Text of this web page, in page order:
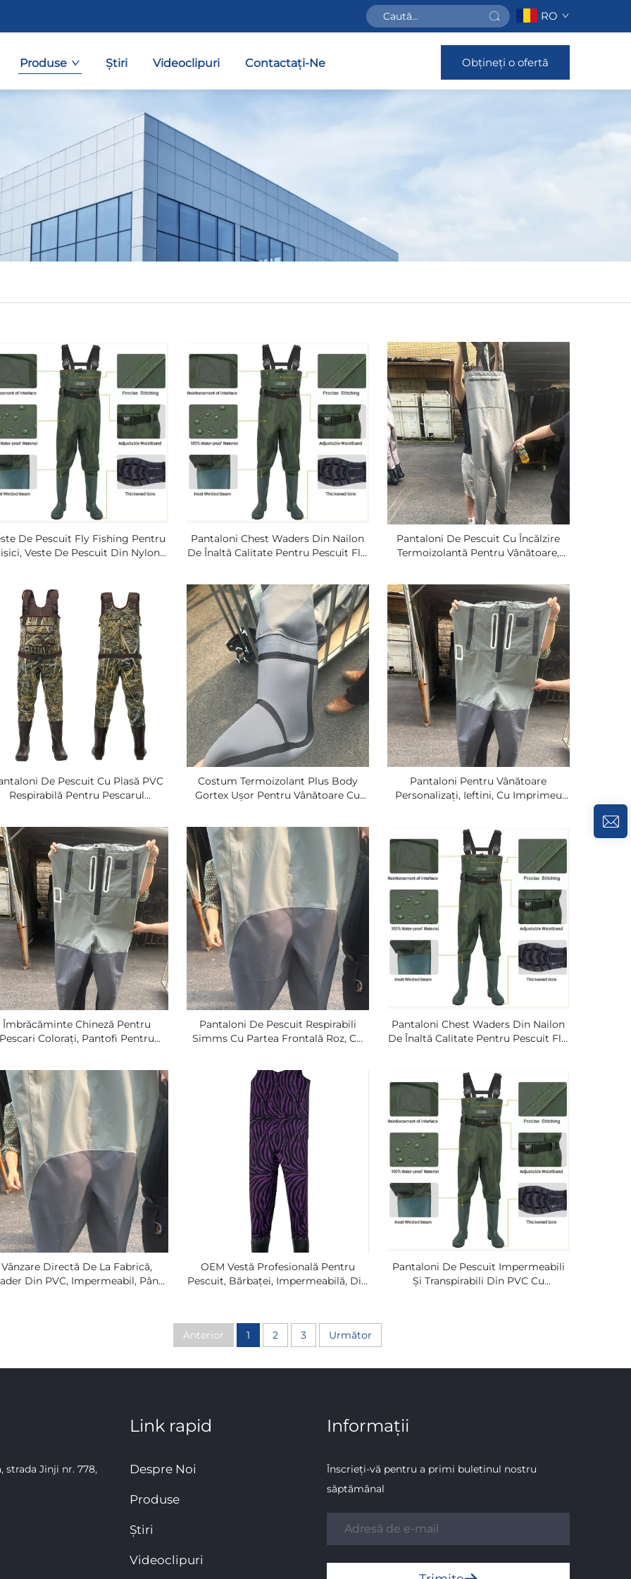
RO
Produse Știri Videoclipuri Contactați-Ne Obțineți o ofertă
De Pescuit Fly Fishing Pentru
Veste De Pescuit Din Nylon
Pantaloni Chest Waders Din Nailon
De Înaltă Calitate Pentru Pescuit Fly,
Pantaloni De Pescuit Cu Încălzire
Termoizolantă Pentru Vânătoare,
De Pescuit Cu Plasă PVC
Respirabilă Pentru Pescarul
Costum Termoizolant Plus Body
Gortex Ușor Pentru Vânătoare Cu
Straturi Pentru Pescuit Respirabile
Pantaloni Pentru Vânătoare
Personalizați, Ieftini, Cu Imprimeu
Și Cauciuc, Personalizați OEM, Din
Țesătură Completă Din Neopren
Îmbrăcăminte Chineză Pentru
Pescari Colorați, Pantofi Pentru
Costum La Talie Și Wader Cu
5 Straturi
Pantaloni De Pescuit Respirabili
Simms Cu Partea Frontală Roz, Cu
Pantaloni De Vânătoare Naturali
Ieftini, Body Wader Respirabil
Simms
Pantaloni Chest Waders Din Nailon
De Înaltă Calitate Pentru Pescuit Fly,
Vânzare Directă De La Fabrică,
Din PVC, Impermeabil, Până
OEM Vestă Profesională Pentru
Pescuit, Bărbaței, Impermeabilă, Din
Siguranță Multistrat
Pantaloni De Pescuit Impermeabili
Și Transpirabili Din PVC Cu
Anterior 1 2 3 Următor
strada Jinji nr. 778,
Link rapid
Despre Noi
Produse
Știri
Videoclipuri
Informații
Înscrieți-vă pentru a primi buletinul nostru
săptămânal